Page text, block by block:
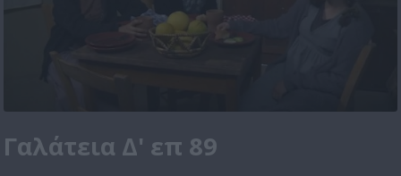
Γαλάτεια Δ' επ 89